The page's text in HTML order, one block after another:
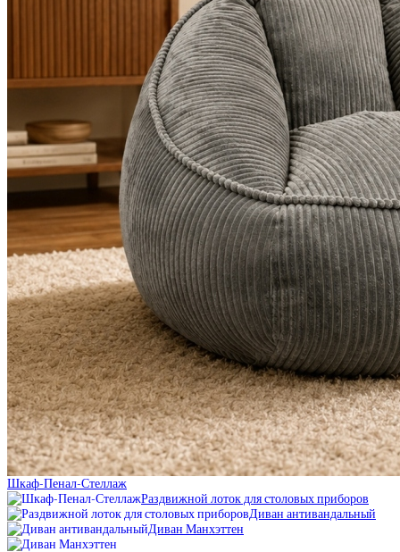
Шкаф-Пенал-Стеллаж
Раздвижной лоток для столовых приборов
Диван антивандальный
Диван Манхэттен